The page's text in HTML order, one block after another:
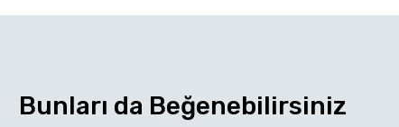
Bunları da Beğenebilirsiniz